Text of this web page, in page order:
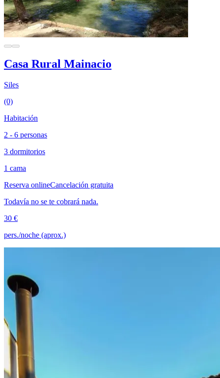
Casa Rural Mainacio
Siles
(0)
Habitación
2 - 6 personas
3 dormitorios
1 cama
Reserva onlineCancelación gratuita
Todavía no se te cobrará nada.
30 €
pers./noche (aprox.)